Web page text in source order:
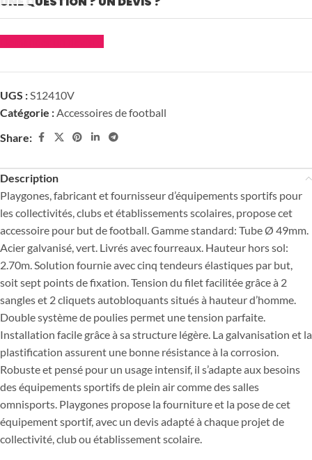
UGS :S12410V
Catégorie :Accessoires de football
Share:
Description
Playgones, fabricant et fournisseur d’équipements sportifs pour
les collectivités, clubs et établissements scolaires, propose cet
accessoire pour but de football. Gamme standard: Tube Ø 49mm.
Acier galvanisé, vert. Livrés avec fourreaux. Hauteur hors sol:
2.70m. Solution fournie avec cinq tendeurs élastiques par but,
soit sept points de fixation. Tension du filet facilitée grâce à 2
sangles et 2 cliquets autobloquants situés à hauteur d’homme.
Double système de poulies permet une tension parfaite.
Installation facile grâce à sa structure légère. La galvanisation et la
plastification assurent une bonne résistance à la corrosion.
Robuste et pensé pour un usage intensif, il s’adapte aux besoins
des équipements sportifs de plein air comme des salles
omnisports. Playgones propose la fourniture et la pose de cet
équipement sportif, avec un devis adapté à chaque projet de
collectivité, club ou établissement scolaire.